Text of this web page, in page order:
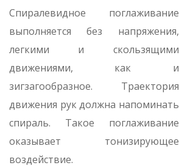
Спиралевидное поглаживание
выполняется без напряжения,
легкими и скользящими
движениями, как и
зигзагообразное. Траектория
движения рук должна напоминать
спираль. Такое поглаживание
оказывает тонизирующее
воздействие.